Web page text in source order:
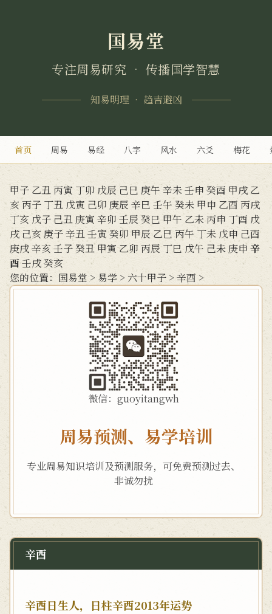
国易堂
专注周易研究 • 传播国学智慧
知易明理 • 趋吉避凶
首页 周易 易经 八字 风水 六爻 梅花
甲子 乙丑丙寅 丁卯 戊辰 己巳 庚午 辛未壬申 癸酉 甲戌 乙
亥丙子 丁丑 戊寅 己卯 庚辰 辛巳 壬午 癸未 甲申 乙酉 丙戌
丁亥 戊子 己丑 庚寅 辛卯 壬辰 癸巳 甲午 乙未 丙申 丁酉 戊
戌 己亥 庚子辛丑壬寅 癸卯 甲辰 乙巳 丙午 丁未 戊申 己酉
庚戌辛亥壬子癸丑 甲寅 乙卯 丙辰 丁巳 戊午 己未 庚申 辛
酉壬戌癸亥
您的位置： 国易堂 > 易学 > 六十甲子 > 辛酉 >
微信：guoyitangwh
周易预测、易学培训
专业周易知识培训及预测服务，可免费预测过去、
非诚勿扰
辛酉
辛酉日生人，日柱辛酉2013年运势